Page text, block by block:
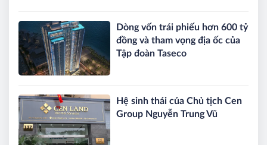
Dòng vốn trái phiếu hơn 600 tỷ
đồng và tham vọng địa ốc của
Tập đoàn Taseco
Hệ sinh thái của Chủ tịch Cen
Group Nguyễn Trung Vũ